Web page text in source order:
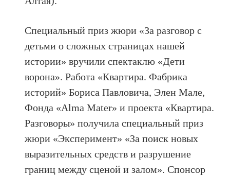
Специальный приз жюри «За разговор с
детьми о сложных страницах нашей
истории» вручили спектаклю «Дети
ворона». Работа «Квартира. Фабрика
историй» Бориса Павловича, Элен Мале,
Фонда «Alma Mater» и проекта «Квартира.
Разговоры» получила специальный приз
жюри «Эксперимент» «За поиск новых
выразительных средств и разрушение
границ между сценой и залом». Спонсор